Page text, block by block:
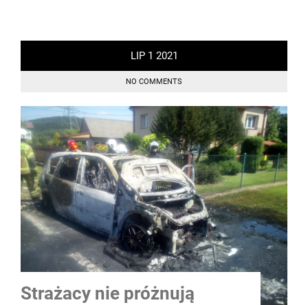
LIP 1 2021
NO COMMENTS
Strażacy nie próżnują